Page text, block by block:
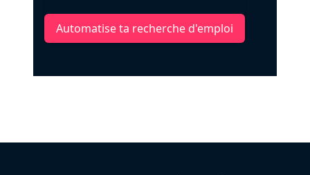
Automatise ta recherche d'emploi